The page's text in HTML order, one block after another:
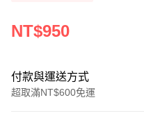
NT$950
付款與運送方式
超取滿NT$600免運